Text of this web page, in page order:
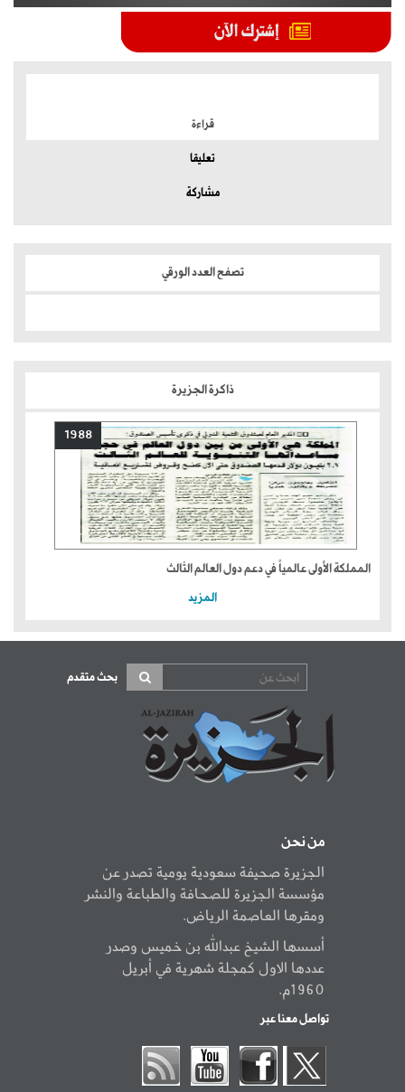
قراءة
تعليقا
مشاركة
تصفح العدد الورقي
ذاكرة الجزيرة
1988
المملكة الأولى عالمياً في دعم دول العالم الثالث
المزيد
بحث متقدم
من نحن
الجزيرة صحيفة سعودية يومية تصدر عن
مؤسسة الجزيرة للصحافة والطباعة والنشر
ومقرها العاصمة الرياض.
أسسها الشيخ عبدالله بن خميس وصدر
عددها الاول كمجلة شهرية في أبريل
1960م.
تواصل معنا عبر